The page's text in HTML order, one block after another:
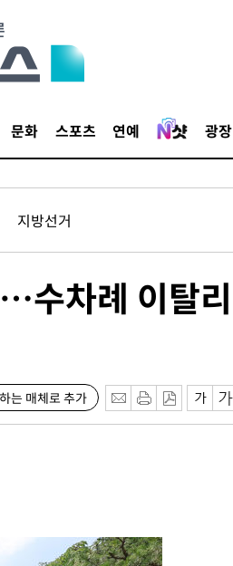
문화 스포츠 연예 광장
지방선거
수차례 이탈리
는 매체로 추가